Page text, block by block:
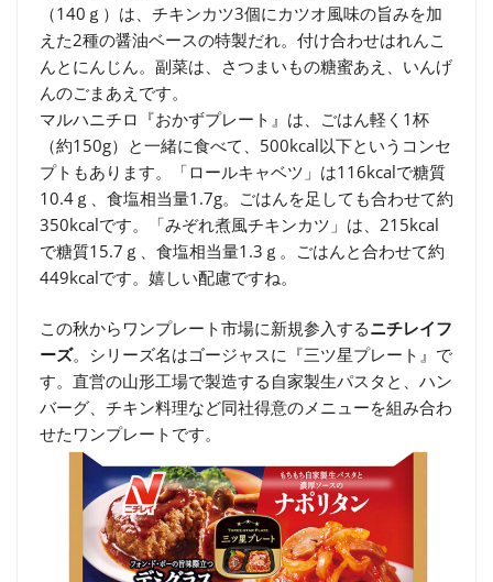
（140ｇ）は、チキンカツ3個にカツオ風味の旨みを加
えた2種の醤油ベースの特製だれ。付け合わせはれんこ
んとにんじん。副菜は、さつまいもの糖蜜あえ、いんげ
んのごまあえです。
マルハニチロ『おかずプレート』は、ごはん軽く1杯
（約150g）と一緒に食べて、500kcal以下というコンセ
プトもあります。「ロールキャベツ」は116kcalで糖質
10.4ｇ、食塩相当量1.7g。ごはんを足しても合わせて約
350kcalです。「みぞれ煮風チキンカツ」は、215kcal
で糖質15.7ｇ、食塩相当量1.3ｇ。ごはんと合わせて約
449kcalです。嬉しい配慮ですね。
この秋からワンプレート市場に新規参入するニチレイフ
ーズ。シリーズ名はゴージャスに『三ツ星プレート』で
す。直営の山形工場で製造する自家製生パスタと、ハン
バーグ、チキン料理など同社得意のメニューを組み合わ
せたワンプレートです。